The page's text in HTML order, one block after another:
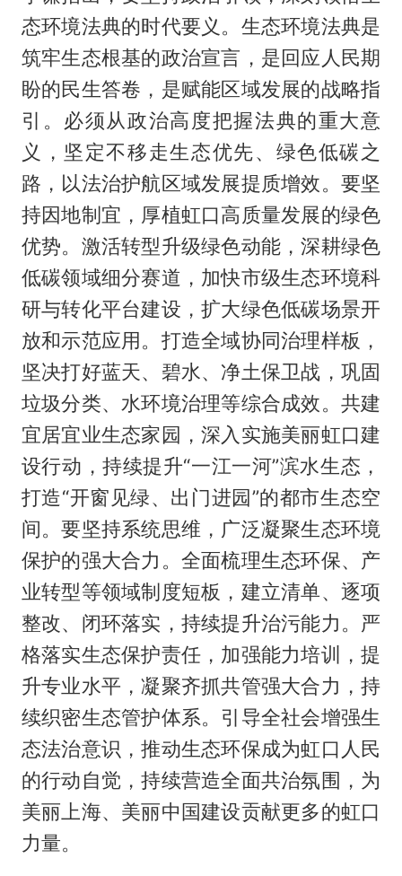
态环境法典的时代要义。生态环境法典是
筑牢生态根基的政治宣言，是回应人民期
盼的民生答卷，是赋能区域发展的战略指
引。必须从政治高度把握法典的重大意
义，坚定不移走生态优先、绿色低碳之
路，以法治护航区域发展提质增效。要坚
持因地制宜，厚植虹口高质量发展的绿色
优势。激活转型升级绿色动能，深耕绿色
低碳领域细分赛道，加快市级生态环境科
研与转化平台建设，扩大绿色低碳场景开
放和示范应用。打造全域协同治理样板，
坚决打好蓝天、碧水、净土保卫战，巩固
垃圾分类、水环境治理等综合成效。共建
宜居宜业生态家园，深入实施美丽虹口建
设行动，持续提升“一江一河”滨水生态，
打造“开窗见绿、出门进园”的都市生态空
间。要坚持系统思维，广泛凝聚生态环境
保护的强大合力。全面梳理生态环保、产
业转型等领域制度短板，建立清单、逐项
整改、闭环落实，持续提升治污能力。严
格落实生态保护责任，加强能力培训，提
升专业水平，凝聚齐抓共管强大合力，持
续织密生态管护体系。引导全社会增强生
态法治意识，推动生态环保成为虹口人民
的行动自觉，持续营造全面共治氛围，为
美丽上海、美丽中国建设贡献更多的虹口
力量。